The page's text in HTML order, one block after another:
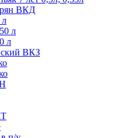
ВКД
л
л
л
ВКЗ